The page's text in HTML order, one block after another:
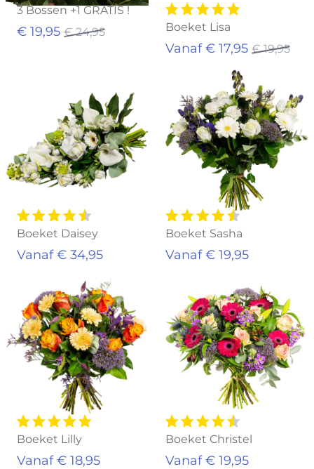
3 Bossen +1 GRATIS !
€ 19,95 € 24,95 Boeket Lisa
Vanaf € 17,95 € 19,95
Boeket Daisey
Vanaf € 34,95
Boeket Sasha
Vanaf € 19,95
Boeket Lilly
Vanaf € 18,95
Boeket Christel
Vanaf € 19,95